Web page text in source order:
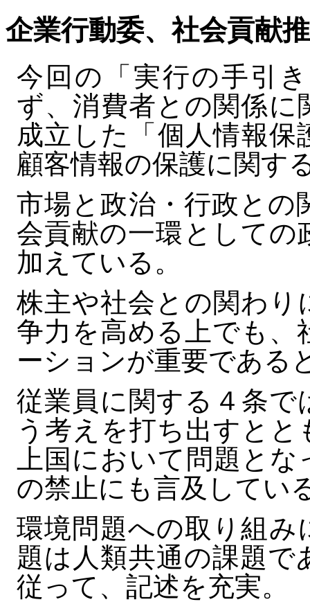
企業行動委、社会貢献
今回の「実行の手引
ず、消費者との関係に
成立した「個人情報
顧客情報の保護に関す
市場と政治・行政との
会貢献の一環としての
加えている。
株主や社会との関わり
争力を高める上でも、
ーションが重要である
従業員に関する４条で
う考えを打ち出すと
上国において問題と
の禁止にも言及してい
環境問題への取り組み
題は人類共通の課題
従って、記述を充実。